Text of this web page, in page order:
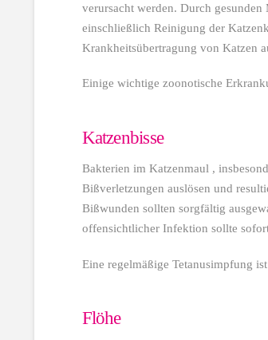
verursacht werden. Durch
einschließlich Reinigung der
Krankheitsübertragung von Katzen
Einige wichtige zoonotische
Katzenbisse
Bakterien im Katzenmaul ,
Bißverletzungen auslösen und
Bißwunden sollten sorgfältig
offensichtlicher Infektion sollte
Eine regelmäßige Tetanusimpfung
Flöhe